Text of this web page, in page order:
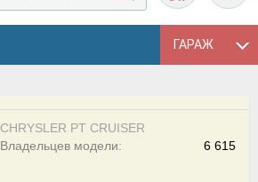
ГАРАЖ
CHRYSLER PT CRUISER
6 615
Владельцев модели: